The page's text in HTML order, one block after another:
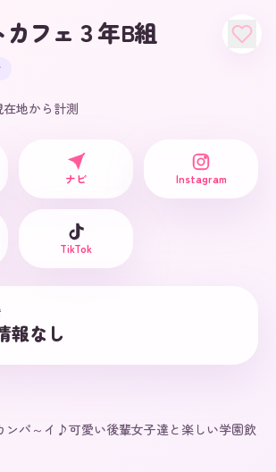
カフェ３年B組
在地から計測
ナビ Instagram
TikTok
報なし
ンパ～イ♪可愛い後輩女子達と楽しい学園飲